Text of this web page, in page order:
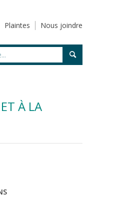
Plaintes Nous joindre
À LA